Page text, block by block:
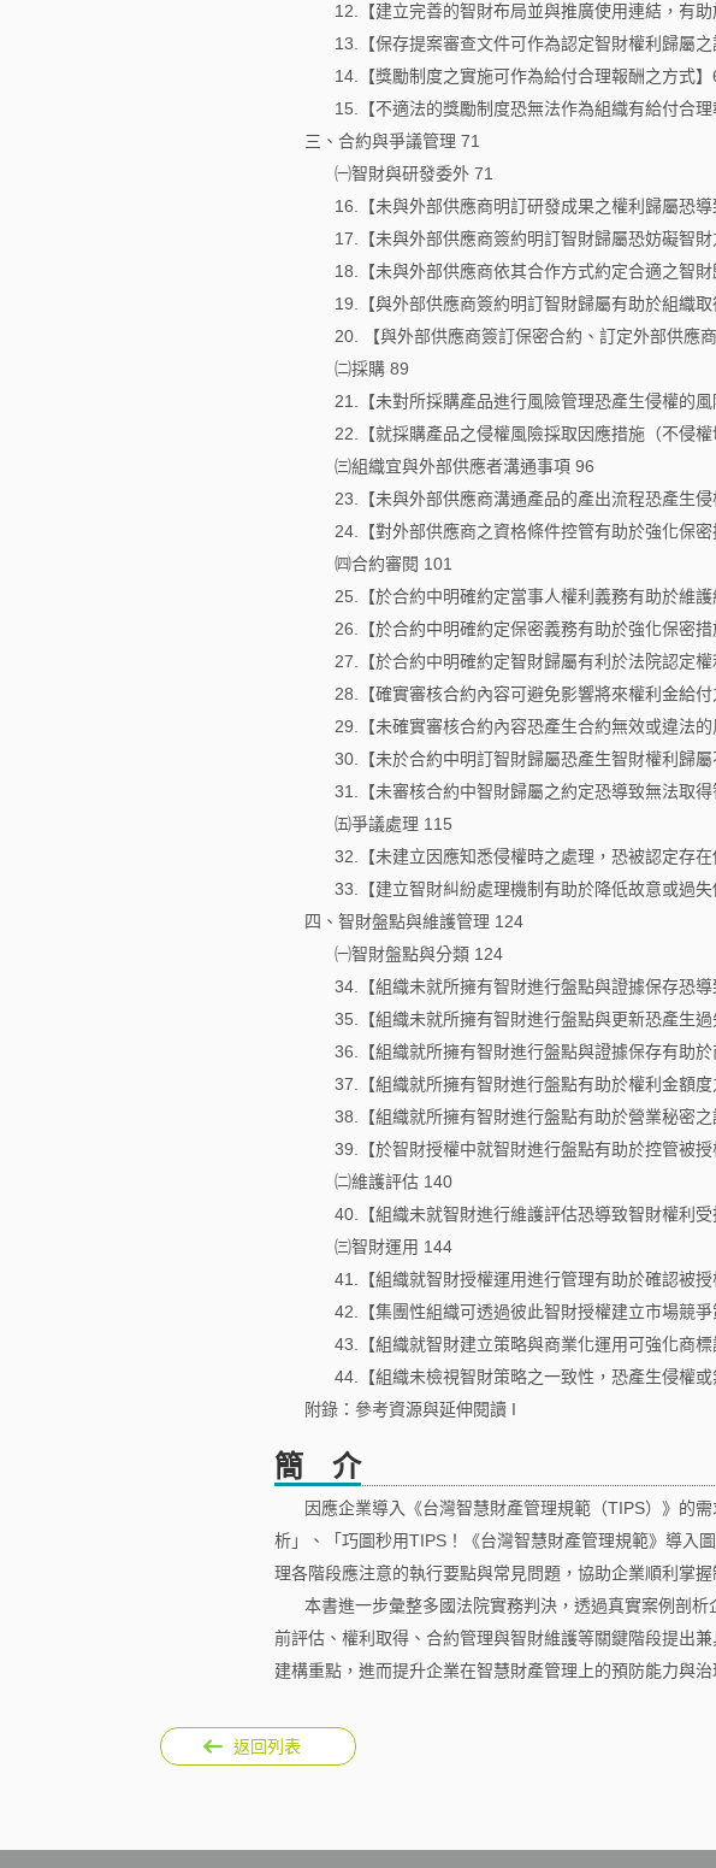
12.【建立完善的智財布局並與推廣使用連結，有
13.【保存提案審查文件可作為認定智財權利歸屬
14.【獎勵制度之實施可作為給付合理報酬之方式】
15.【不適法的獎勵制度恐無法作為組織有給付合
三、合約與爭議管理 71
㈠智財與研發委外 71
16.【未與外部供應商明訂研發成果之權利歸屬恐
17.【未與外部供應商簽約明訂智財歸屬恐妨礙智
18.【未與外部供應商依其合作方式約定合適之智
19.【與外部供應商簽約明訂智財歸屬有助於組織
20. 【與外部供應商簽訂保密合約、訂定外部供應
㈡採購 89
21.【未對所採購產品進行風險管理恐產生侵權的風
22.【就採購產品之侵權風險採取因應措施（不侵
㈢組織宜與外部供應者溝通事項 96
23.【未與外部供應商溝通產品的產出流程恐產生
24.【對外部供應商之資格條件控管有助於強化保
㈣合約審閱 101
25.【於合約中明確約定當事人權利義務有助於維
26.【於合約中明確約定保密義務有助於強化保密
27.【於合約中明確約定智財歸屬有利於法院認定
28.【確實審核合約內容可避免影響將來權利金給
29.【未確實審核合約內容恐產生合約無效或違法
30.【未於合約中明訂智財歸屬恐產生智財權利歸
31.【未審核合約中智財歸屬之約定恐導致無法取
㈤爭議處理 115
32.【未建立因應知悉侵權時之處理，恐被認定存
33.【建立智財糾紛處理機制有助於降低故意或過
四、智財盤點與維護管理 124
㈠智財盤點與分類 124
34.【組織未就所擁有智財進行盤點與證據保存恐
35.【組織未就所擁有智財進行盤點與更新恐產生
36.【組織就所擁有智財進行盤點與證據保存有助
37.【組織就所擁有智財進行盤點有助於權利金額
38.【組織就所擁有智財進行盤點有助於營業秘密
39.【於智財授權中就智財進行盤點有助於控管被
㈡維護評估 140
40.【組織未就智財進行維護評估恐導致智財權利受
㈢智財運用 144
41.【組織就智財授權運用進行管理有助於確認被
42.【集團性組織可透過彼此智財授權建立市場競
43.【組織就智財建立策略與商業化運用可強化商
44.【組織未檢視智財策略之一致性，恐產生侵權
附錄：參考資源與延伸閱讀 I
簡 介
因應企業導入《台灣智慧財產管理規範（TIPS）》的
析」、「巧圖秒用TIPS！《台灣智慧財產管理規範》導入
理各階段應注意的執行要點與常見問題，協助企業順利掌握
本書進一步彙整多國法院實務判決，透過真實案例剖
前評估、權利取得、合約管理與智財維護等關鍵階段提出
建構重點，進而提升企業在智慧財產管理上的預防能力與治
返回列表